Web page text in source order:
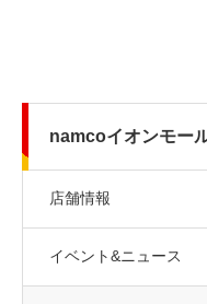
namcoイオンモー
店舗情報
イベント&ニュース